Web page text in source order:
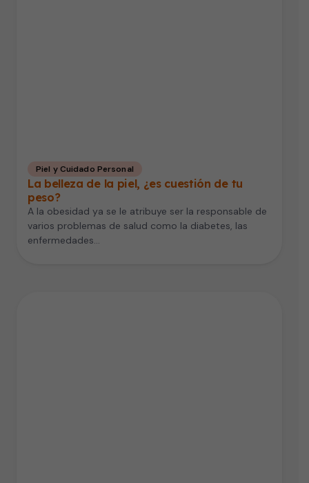
Piel y Cuidado Personal
La belleza de la piel, ¿es cuestión de tu
peso?
A la obesidad ya se le atribuye ser la responsable de
varios problemas de salud como la diabetes, las
enfermedades…